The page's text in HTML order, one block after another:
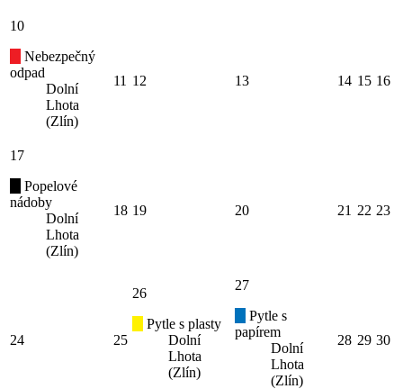
10
Nebezpečný
odpad
Dolní
Lhota
(Zlín)
11 12 13 14 15 16
17
Popelové
nádoby
Dolní
Lhota
(Zlín)
18 19 20 21 22 23
24 25
26
Pytle s plasty
Dolní
Lhota
(Zlín)
27
Pytle s
papírem
Dolní
Lhota
(Zlín)
28 29 30